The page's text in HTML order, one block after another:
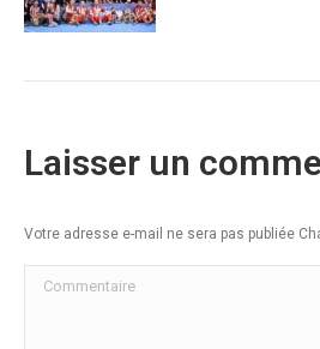
Laisser un
Votre adresse e-mail ne sera pas publiée
Commentaire